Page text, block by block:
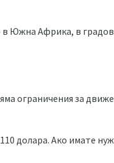
в Южна Африка, в
ограничения за
долара. Ако имате